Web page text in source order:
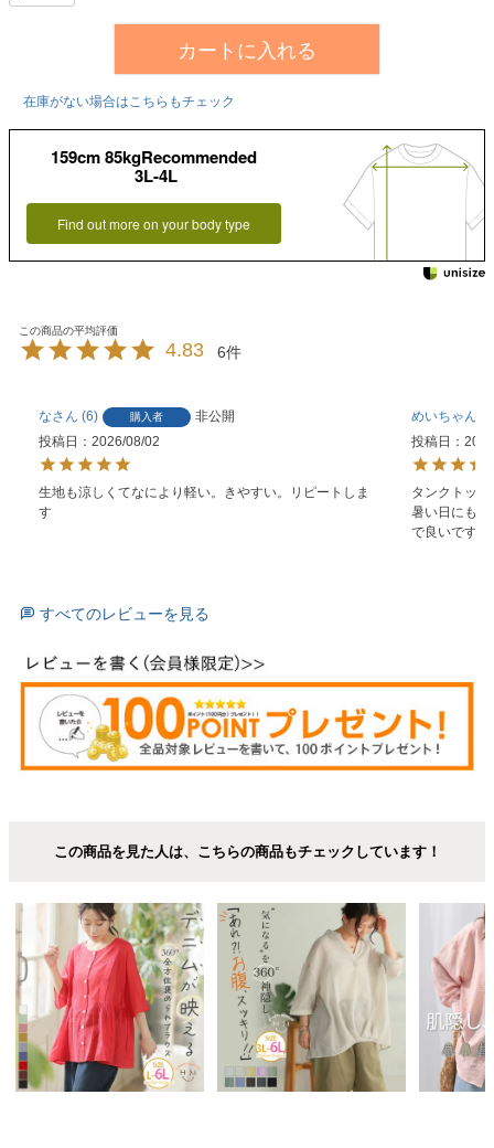
カートに入れる
在庫がない場合はこちらもチェック
159cm 85kgRecommended
3L-4L
Find out more on your body type
4.83 6
な 6 購入者
非公開
投稿日
2026/08/02
生地も涼しくてなにより軽い。きやすい。リピートしま
す
めいちゃん
投稿日
タンクトッ
暑い日にも
で良いです。
すべてのレビューを見る
この商品を見た人は、こちらの商品もチェックしています！